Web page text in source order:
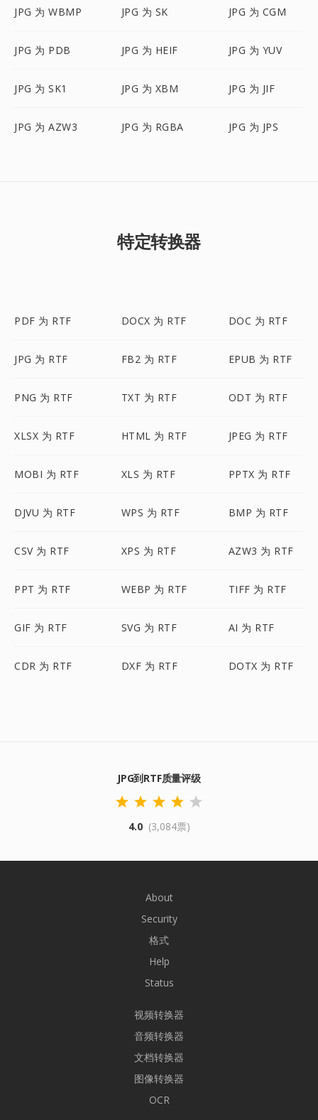
JPG 为 WBMP JPG 为 SK JPG 为 CGM
JPG 为 PDB JPG 为 HEIF JPG 为 YUV
JPG 为 SK1 JPG 为 XBM JPG 为 JIF
JPG 为 AZW3 JPG 为 RGBA JPG 为 JPS
特定转换器
PDF 为 RTF DOCX 为 RTF DOC 为 RTF
JPG 为 RTF FB2 为 RTF EPUB 为 RTF
PNG 为 RTF TXT 为 RTF ODT 为 RTF
XLSX 为 RTF HTML 为 RTF JPEG 为 RTF
MOBI 为 RTF XLS 为 RTF PPTX 为 RTF
DJVU 为 RTF WPS 为 RTF BMP 为 RTF
CSV 为 RTF XPS 为 RTF AZW3 为 RTF
PPT 为 RTF WEBP 为 RTF TIFF 为 RTF
GIF 为 RTF SVG 为 RTF AI 为 RTF
CDR 为 RTF DXF 为 RTF DOTX 为 RTF
JPG到RTF质量评级
4.0 (3,084票)
About
Security
格式
Help
Status
视频转换器
音频转换器
文档转换器
图像转换器
OCR